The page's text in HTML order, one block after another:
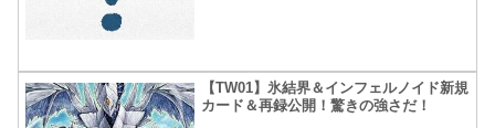
【TW01】氷結界＆インフェルノイド新規
カード＆再録公開！驚きの強さだ！